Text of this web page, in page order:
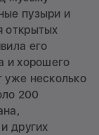
пузыри и
открытых
его
и хорошего
уже несколько
200
других